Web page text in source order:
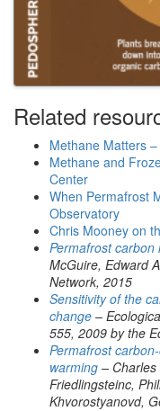
Related
Methane Matters
Methane and
Center
When Permafrost
Observatory
Chris Mooney on
Permafrost carbon
McGuire, Edward
Network, 2015
Sensitivity of the
change –
555, 2009 by the
Permafrost
warming –
Friedlingsteinc,
Khvorostyanovd,